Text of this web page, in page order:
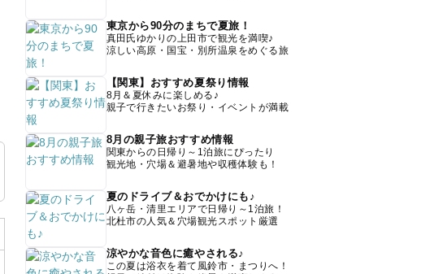
東京から90分のまちで夏旅！
真田氏ゆかりの上田市で観光を満喫♪
涼しい高原・国宝・別所温泉をめぐる旅
【関東】おすすめ夏祭り情報
8月＆夏休みに楽しめる♪
親子で行きたいお祭り・イベントが満載
8月の親子旅おすすめ情報
関東からの日帰り～1泊旅にぴったり
観光地・穴場＆避暑地や収穫体験も！
夏のドライブ＆おでかけにも♪
八ヶ岳・清里エリアで日帰り～1泊旅！
北杜市の人気＆穴場観光スポット厳選
涼やかな音色に癒やされる♪
この夏は浴衣を着て風鈴市・まつりへ！